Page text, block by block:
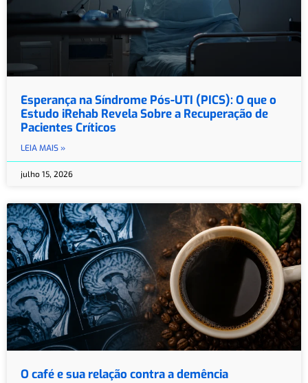
Esperança na Síndrome Pós-UTI (PICS): O que o
Estudo iRehab Revela Sobre a Recuperação de
Pacientes Críticos
LEIA MAIS »
julho 15, 2026
O café e sua relação contra a demência